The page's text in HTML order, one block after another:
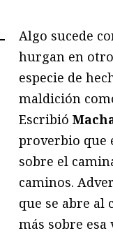
Algo sucede
hurgan en
especie de
maldición
Escribió
proverbio que
sobre el
caminos.
que se abre al
más sobre